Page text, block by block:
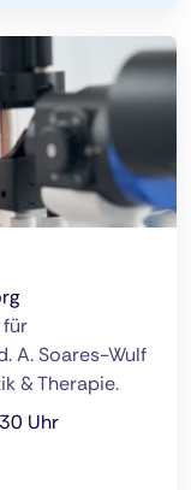
für
A. Soares-Wulf
& Therapie.
Uhr